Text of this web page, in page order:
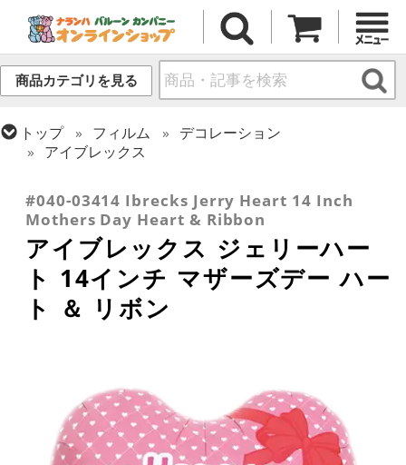
商品カテゴリを見る
トップ フィルム
デコレーション
アイブレックス
母の日・父の日
#040-03414 Ibrecks Jerry Heart 14 Inch
Mothers Day Heart & Ribbon
アイブレックス ジェリーハー
ト 14インチ マザーズデー ハー
ト ＆ リボン